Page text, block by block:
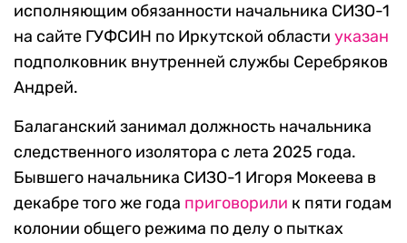
исполняющим обязанности начальника СИЗО-1
на сайте ГУФСИН по Иркутской области указан
подполковник внутренней службы Серебряков
Андрей.
Балаганский занимал должность начальника
следственного изолятора с лета 2025 года.
Бывшего начальника СИЗО-1 Игоря Мокеева в
декабре того же года приговорили к пяти годам
колонии общего режима по делу о пытках